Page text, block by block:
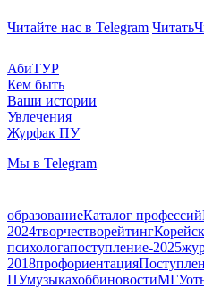
Читайте нас в Telegram Читать
АбиТУР
Кем быть
Ваши истории
Увлечения
Журфак ПУ
Мы в Telegram
образованиеКаталог профессий
2024творчестворейтинг
психологапоступление-2025
2018профориентация
ПУмузыкахоббиновостиМГУ